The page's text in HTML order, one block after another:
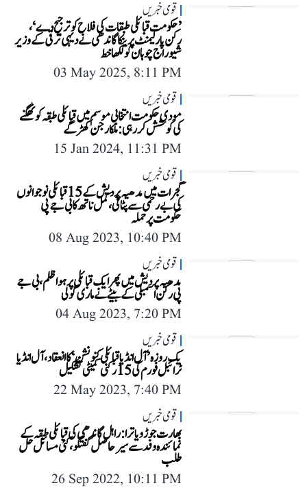
قومی خبریں
’حکومت قبائلی طبقات کی فلاح کو ترجیح دے‘،
رکن پارلیمنٹ پرینکا گاندھی نے دیہی ترقی کے وزیر
شیوراج چوہان کو لکھا خط
03 May 2025, 8:11 PM
قومی خبریں
مودی حکومت انتخابی موسم میں قبائلی طبقہ کو ٹھگنے
کی کوشش کر رہی: ملکارجن کھڑگے
15 Jan 2024, 11:31 PM
قومی خبریں
گجرات میں مدھیہ پردیش کے 15 قبائلی نوجوانوں
کی بے رحمی سے پٹائی، کمل ناتھ کا بی جے پی
حکومت پر حملہ
08 Aug 2023, 10:40 PM
قومی خبریں
مدھیہ پردیش میں پھر ایک قبائلی پر ہوا ظلم، بی جے
پی رکن اسمبلی کے بیٹے نے ماری گولی
04 Aug 2023, 7:20 PM
قومی خبریں
یک روزہ ’آل انڈیا قبائلی کنونشن‘ کا انعقاد، آل انڈیا
ٹرائبل فورم کی 15 رکنی کمیٹی تشکیل
22 May 2023, 7:40 PM
قومی خبریں
بھارت جوڑو یاترا: راہل گاندھی کی قبائلی طبقہ کے
نمائندہ وفد سے سیر حاصل گفتگو، کئی مسائل حل
طلب
26 Sep 2022, 10:11 PM